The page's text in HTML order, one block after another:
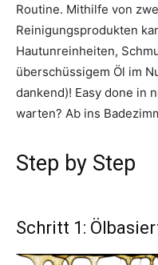
Routine. Mithilfe von
Reinigungsprodukten
Hautunreinheiten,
überschüssigem Öl im
dankend)! Easy done in
warten? Ab ins
Step by Step
Schritt 1: